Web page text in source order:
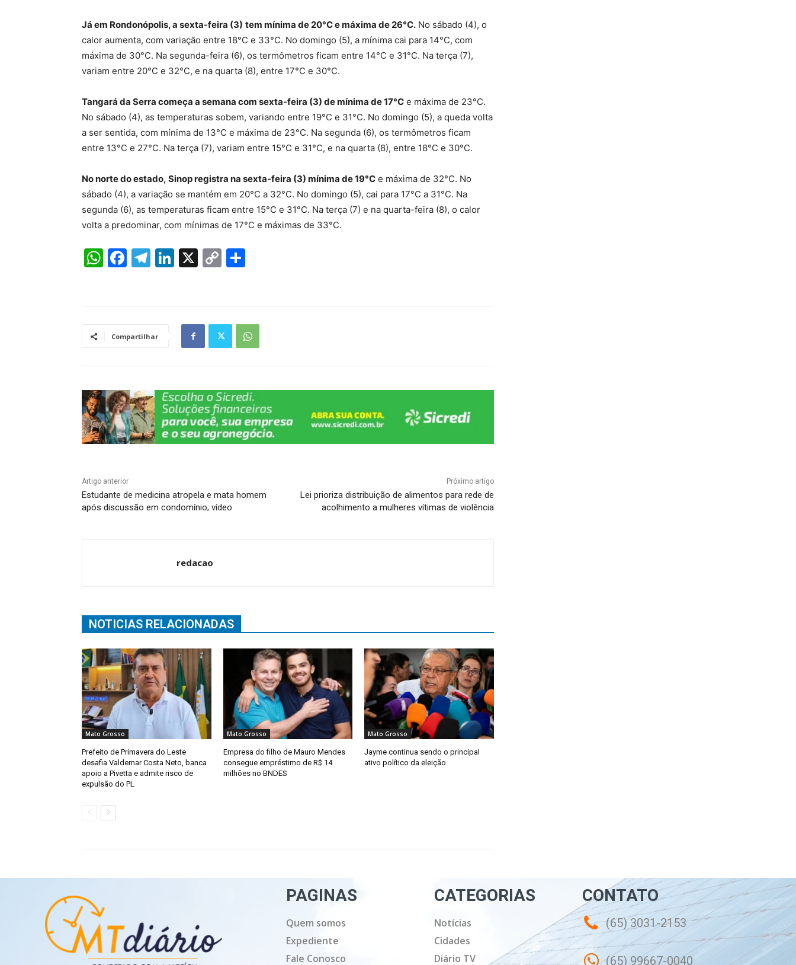
Já em Rondonópolis, a sexta-feira (3) tem mínima de 20°C e máxima de 26°C. No sábado (4), o
calor aumenta, com variação entre 18°C e 33°C. No domingo (5), a mínima cai para 14°C, com
máxima de 30°C. Na segunda-feira (6), os termômetros ficam entre 14°C e 31°C. Na terça (7),
variam entre 20°C e 32°C, e na quarta (8), entre 17°C e 30°C.
Tangará da Serra começa a semana com sexta-feira (3) de mínima de 17°C e máxima de 23°C.
No sábado (4), as temperaturas sobem, variando entre 19°C e 31°C. No domingo (5), a queda volta
a ser sentida, com mínima de 13°C e máxima de 23°C. Na segunda (6), os termômetros ficam
entre 13°C e 27°C. Na terça (7), variam entre 15°C e 31°C, e na quarta (8), entre 18°C e 30°C.
No norte do estado, Sinop registra na sexta-feira (3) mínima de 19°C e máxima de 32°C. No
sábado (4), a variação se mantém em 20°C a 32°C. No domingo (5), cai para 17°C a 31°C. Na
segunda (6), as temperaturas ficam entre 15°C e 31°C. Na terça (7) e na quarta-feira (8), o calor
volta a predominar, com mínimas de 17°C e máximas de 33°C.
W
A
F
b
k
T
a
Li
n
X
C
Li
n
Compartilhar
Artigo anterior
Estudante de medicina atropela e mata homem
após discussão em condomínio; vídeo
Próximo artigo
Lei prioriza distribuição de alimentos para rede de
acolhimento a mulheres vítimas de violência
redacao
NOTICIAS RELACIONADAS
Mato Grosso
Prefeito de Primavera do Leste
desafia Valdemar Costa Neto, banca
apoio a Pivetta e admite risco de
expulsão do PL
Mato Grosso
Empresa do filho de Mauro Mendes
consegue empréstimo de R$ 14
milhões no BNDES
Mato Grosso
Jayme continua sendo o principal
ativo político da eleição
PAGINAS
Quem somos
Expediente
Fale Conosco
CATEGORIAS
Notícias
Cidades
Diário TV
CONTATO
(65) 3031-2153
(65) 99667-0040